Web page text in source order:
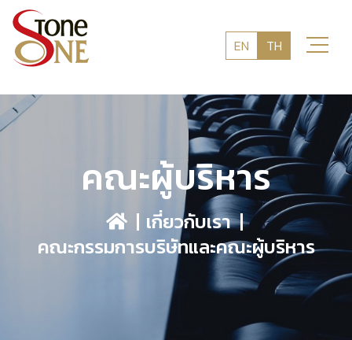
EN TH
คณะผู้บริหาร
เกี่ยวกับเรา
คณะกรรมการบริษัทและคณะผู้บริหาร